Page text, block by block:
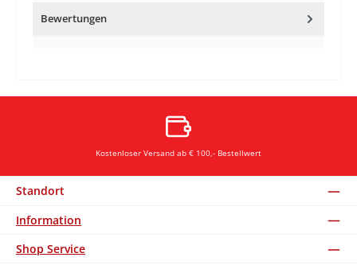
Bewertungen
Kostenloser Versand ab € 100,- Bestellwert
Standort
Information
Shop Service